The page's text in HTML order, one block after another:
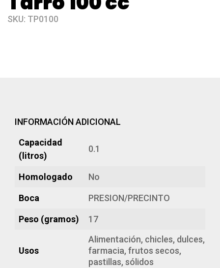
SKU: TP0100
INFORMACIÓN ADICIONAL
Capacidad
(litros)
0.1
Homologado No
Boca PRESION/PRECINTO
Peso (gramos) 17
Usos
Alimentación, chicles, dulces,
farmacia, frutos secos,
pastillas, sólidos